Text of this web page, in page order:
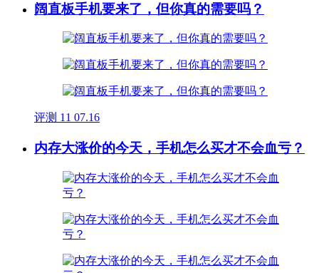
阔直板手机要来了，但你真的需要吗？
评测 11 07.16
内存大涨价的今天，手机怎么买才不会血亏？